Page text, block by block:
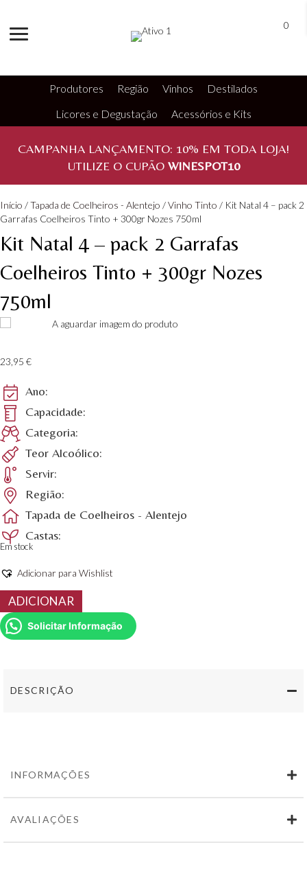
0
Produtores Região Vinhos
Destilados
Licores e Degustação
Acessórios e Kits
CAMPANHA LANÇAMENTO: 10% EM TODA LOJA!
UTILIZE O CUPÃO WINESPOT10
Início /Tapada de Coelheiros - Alentejo /Vinho Tinto / Kit Natal 4 – pack 2
Garrafas Coelheiros Tinto + 300gr Nozes 750ml
Kit Natal 4 – pack 2 Garrafas
Coelheiros Tinto + 300gr Nozes
750ml
23,95 €
Ano:
Capacidade:
Categoria:
Teor Alcoólico:
Servir:
Região:
Tapada de Coelheiros - Alentejo
Castas:
Em stock
Adicionar para Wishlist
Quantidade
de
Kit
Natal
Nozes
ADICIONAR
Solicitar Informação
DESCRIÇÃO
INFORMAÇÕES
AVALIAÇÕES